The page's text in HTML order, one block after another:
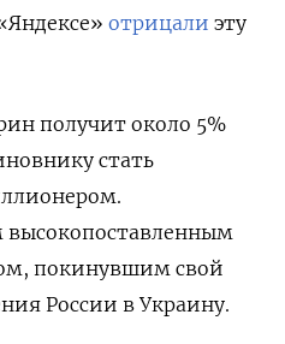
отрицали эту
получит около 5%
стать
высокопоставленным
покинувшим свой
России в Украину.